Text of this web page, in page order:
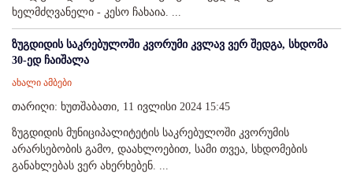
ხელმძღვანელი - კესო ჩახაია. ...
ზუგდიდის საკრებულოში კვორუმი კვლავ ვერ შედგა, სხდომა
30-ედ ჩაიშალა
ახალი ამბები
თარიღი: ხუთშაბათი, 11 ივლისი 2024 15:45
ზუგდიდის მუნიციპალიტეტის საკრებულოში კვორუმის
არარსებობის გამო, დაახლოებით, სამი თვეა, სხდომების
განახლებას ვერ ახერხებენ. ...